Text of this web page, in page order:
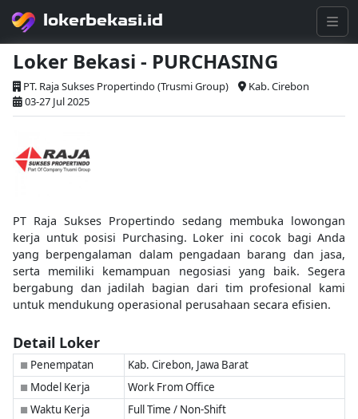
lokerbekasi.id
Loker Bekasi - PURCHASING
PT. Raja Sukses Propertindo (Trusmi Group)
Kab. Cirebon
03-27 Jul 2025
PT Raja Sukses Propertindo sedang membuka lowongan
kerja untuk posisi Purchasing. Loker ini cocok bagi Anda
yang berpengalaman dalam pengadaan barang dan jasa,
serta memiliki kemampuan negosiasi yang baik. Segera
bergabung dan jadilah bagian dari tim profesional kami
untuk mendukung operasional perusahaan secara efisien.
Detail Loker
■ Penempatan Kab. Cirebon, Jawa Barat
■ Model Kerja Work From Office
■ Waktu Kerja Full Time / Non-Shift